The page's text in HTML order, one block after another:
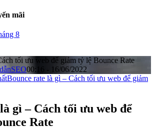
mãi
8
tối ưu web để giảm tỷ lệ Bounce Rate
SEO00:16 - 16/06/2022
Bounce rate là gì – Cách tối ưu web để giảm
gì – Cách tối ưu web để
Rate